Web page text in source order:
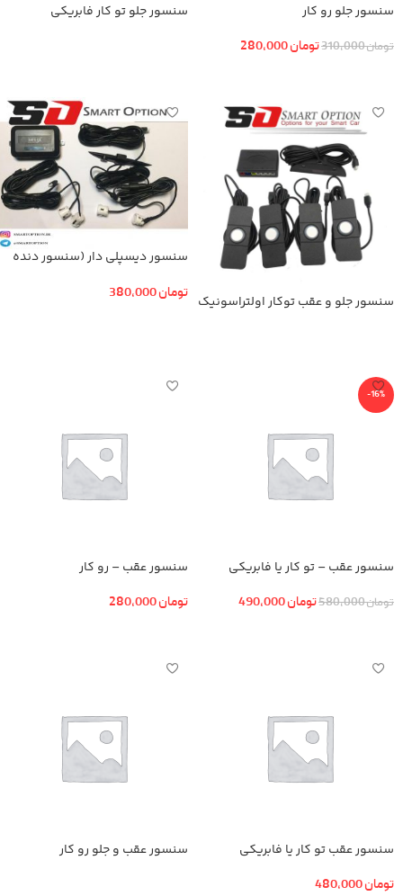
سنسور جلو رو کار
تومان310,000 تومان
سنسور جلو تو کار فابریکی
سنسور جلو و عقب توکار اولتراسونیک
سنسور دیسپلی دار (سنسور دنده
تومان
-16%
سنسور عقب – تو کار یا فابریکی
تومان580,000 تومان
سنسور عقب – رو کار
تومان
سنسور عقب تو کار یا فابریکی
تومان
سنسور عقب و جلو رو کار